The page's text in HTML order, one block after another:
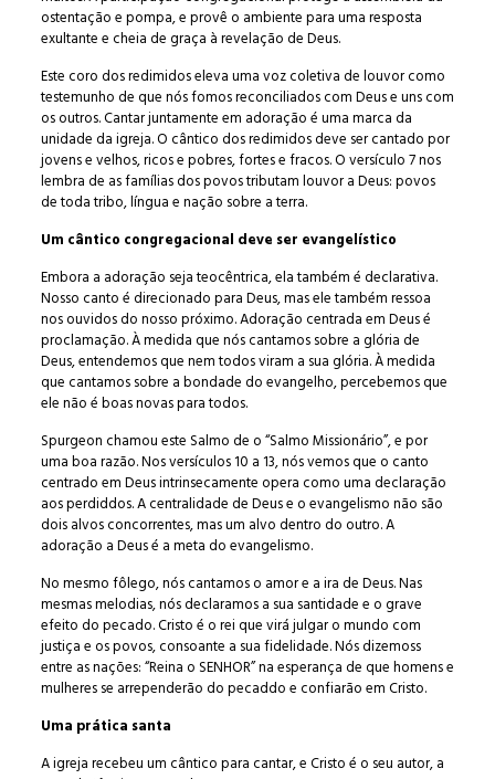
ostentação e pompa, e provê o ambiente para uma resposta
exultante e cheia de graça à revelação de Deus.
Este coro dos redimidos eleva uma voz coletiva de louvor como
testemunho de que nós fomos reconciliados com Deus e uns com
os outros. Cantar juntamente em adoração é uma marca da
unidade da igreja. O cântico dos redimidos deve ser cantado por
jovens e velhos, ricos e pobres, fortes e fracos. O versículo 7 nos
lembra de as famílias dos povos tributam louvor a Deus: povos
de toda tribo, língua e nação sobre a terra.
Um cântico congregacional deve ser evangelístico
Embora a adoração seja teocêntrica, ela também é declarativa.
Nosso canto é direcionado para Deus, mas ele também ressoa
nos ouvidos do nosso próximo. Adoração centrada em Deus é
proclamação. À medida que nós cantamos sobre a glória de
Deus, entendemos que nem todos viram a sua glória. À medida
que cantamos sobre a bondade do evangelho, percebemos que
ele não é boas novas para todos.
Spurgeon chamou este Salmo de o “Salmo Missionário”, e por
uma boa razão. Nos versículos 10 a 13, nós vemos que o canto
centrado em Deus intrinsecamente opera como uma declaração
aos perdiddos. A centralidade de Deus e o evangelismo não são
dois alvos concorrentes, mas um alvo dentro do outro. A
adoração a Deus é a meta do evangelismo.
No mesmo fôlego, nós cantamos o amor e a ira de Deus. Nas
mesmas melodias, nós declaramos a sua santidade e o grave
efeito do pecado. Cristo é o rei que virá julgar o mundo com
justiça e os povos, consoante a sua fidelidade. Nós dizemoss
entre as nações: “Reina o SENHOR” na esperança de que homens e
mulheres se arrependerão do pecaddo e confiarão em Cristo.
Uma prática santa
A igreja recebeu um cântico para cantar, e Cristo é o seu autor, a